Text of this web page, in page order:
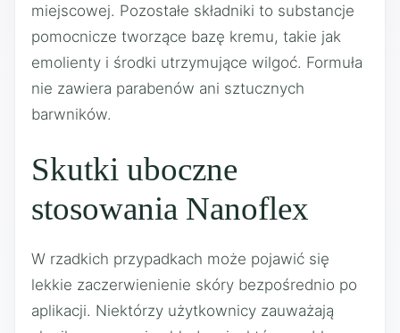
miejscowej. Pozostałe składniki to substancje
pomocnicze tworzące bazę kremu, takie jak
emolienty i środki utrzymujące wilgoć. Formuła
nie zawiera parabenów ani sztucznych
barwników.
Skutki uboczne
stosowania Nanoflex
W rzadkich przypadkach może pojawić się
lekkie zaczerwienienie skóry bezpośrednio po
aplikacji. Niektórzy użytkownicy zauważają